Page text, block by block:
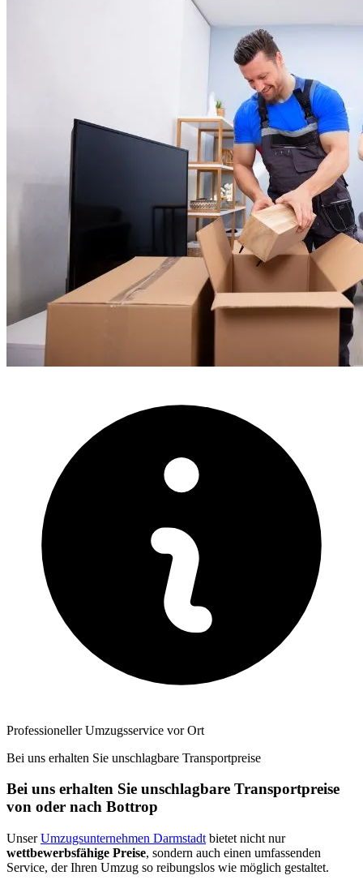
Professioneller Umzugsservice vor Ort
Bei uns erhalten Sie unschlagbare Transportpreise
Bei uns erhalten Sie unschlagbare Transportpreise
von oder nach Bottrop
UnserUmzugsunternehmen Darmstadt bietet nicht nur
wettbewerbsfähige Preise, sondern auch einen umfassenden
Service, der Ihren Umzug so reibungslos wie möglich gestaltet.